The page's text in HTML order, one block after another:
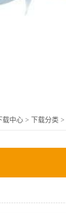
载中心 > 下载分类 >